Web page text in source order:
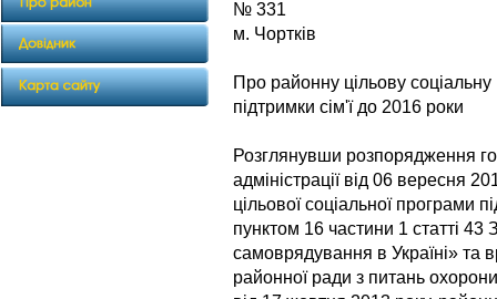
№ 331
м. Чортків
Про районну цільову
підтримки сім'ї до 2016 роки
Розглянувши розпорядження
адміністрації від 06 вересня
цільової соціальної програми
пунктом 16 частини 1 статті
самоврядування в Україні» та
районної ради з питань